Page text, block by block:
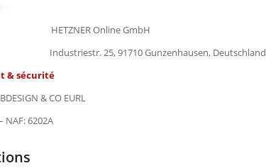
Online GmbH
: Industriestr. 25, 91710 Gunzenhausen, Deutschland
& sécurité
& CO EURL
NAF: 6202A